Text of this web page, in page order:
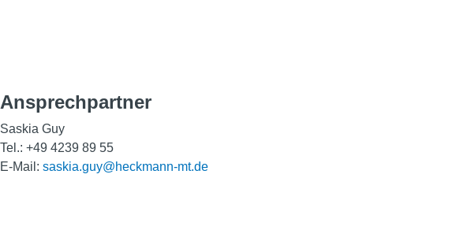
Ansprechpartner
Saskia Guy
Tel.: +49 4239 89 55
E-Mail: saskia.guy@heckmann-mt.de